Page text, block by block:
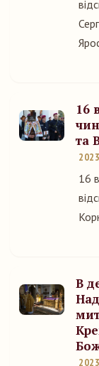
16
та
16
В